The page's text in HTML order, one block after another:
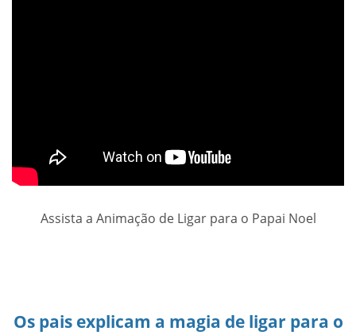
Assista a Animação de Ligar para o Papai Noel
Os pais explicam a magia de ligar para o